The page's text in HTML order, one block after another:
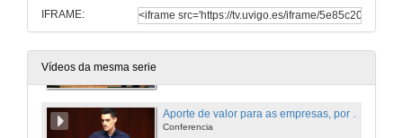
IFRAME:
Vídeos da mesma serie
Apertura da 2ª Xornada Técnica - Os Novos Enxeñeiros de Organización
Conferencia